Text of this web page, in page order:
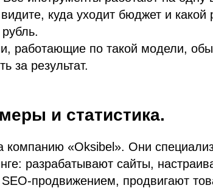
куда уходит бюджет и какой
работающие по такой модели,
за результат.
и статистика.
«Oksibel». Они
разрабатывают сайты,
продвижением, продвигают